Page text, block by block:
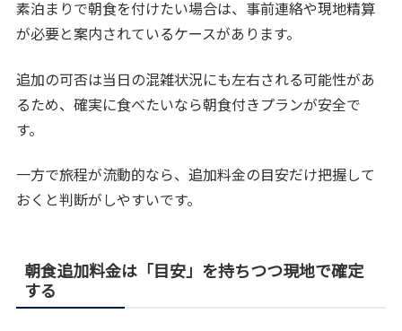
素泊まりで朝食を付けたい場合は、事前連絡や現地精算
が必要と案内されているケースがあります。
追加の可否は当日の混雑状況にも左右される可能性があ
るため、確実に食べたいなら朝食付きプランが安全で
す。
一方で旅程が流動的なら、追加料金の目安だけ把握して
おくと判断がしやすいです。
朝食追加料金は「目安」を持ちつつ現地で確定
する